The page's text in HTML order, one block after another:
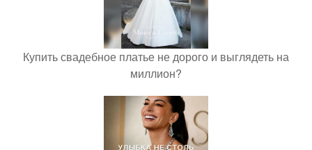
Купить свадебное платье не дорого и выглядеть на
миллион?